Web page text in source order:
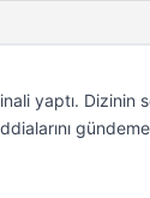
yaptı. Dizinin
gündeme